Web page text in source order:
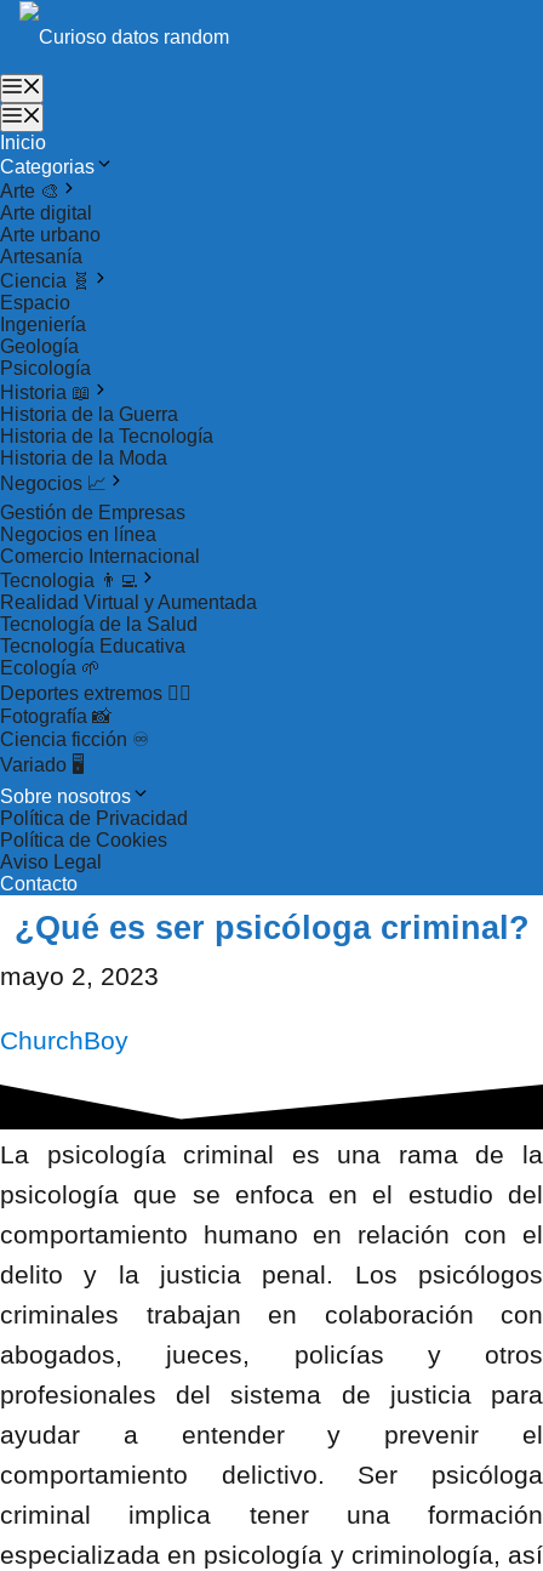
Saltar
Inicio
Categorias
Arte 🎨
Arte digital
Arte urbano
Artesanía
Ciencia 🧬
Espacio
Ingeniería
Geología
Psicología
Historia 📖
Historia de la Guerra
Historia de la Tecnología
Historia de la Moda
Negocios ‍📈
Gestión de Empresas
Negocios en línea
Comercio Internacional
Tecnologia 👨‍💻
Realidad Virtual y Aumentada
Tecnología de la Salud
Tecnología Educativa
Ecología 🌱
Deportes extremos 🏂🏻
Fotografía 📸
Ciencia ficción ♾
Variado 🖥
Sobre nosotros
Política de Privacidad
Política de Cookies
Aviso Legal
Contacto
¿Qué es ser psicóloga criminal?
mayo 2, 2023
ChurchBoy
La psicología criminal es una rama de la
psicología que se enfoca en el estudio del
comportamiento humano en relación con el
delito y la justicia penal. Los psicólogos
criminales trabajan en colaboración con
abogados, jueces, policías y otros
profesionales del sistema de justicia para
ayudar a entender y prevenir el
comportamiento delictivo. Ser psicóloga
criminal implica tener una formación
especializada en psicología y criminología, así